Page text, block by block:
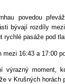
povedou
bývají rozdíly
rychlé pasáže pod
16:43 a 17:00
výrazný moment,
v Krušných